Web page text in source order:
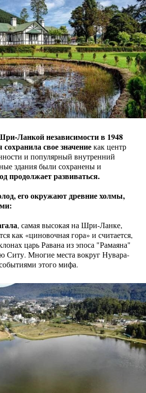
Ланкой независимости в 1948
свое значениекак центр
и популярный внутренний
здания были сохранены и
продолжает развиваться.
его окружают древние холмы,
, самая высокая на Шри-Ланке,
как «циновочная гора» и считается,
царь Равана из эпоса "Рамаяна"
Ситу. Многие места вокруг Нувара-
этого мифа.